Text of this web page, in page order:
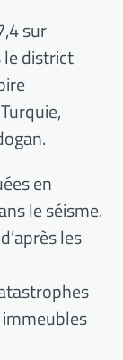
sur
le district
en
le séisme.
les